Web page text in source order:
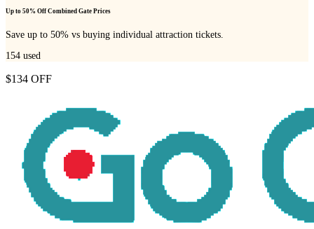
Up to 50% Off Combined Gate Prices
Save up to 50% vs buying individual attraction tickets.
154 used
$134 OFF